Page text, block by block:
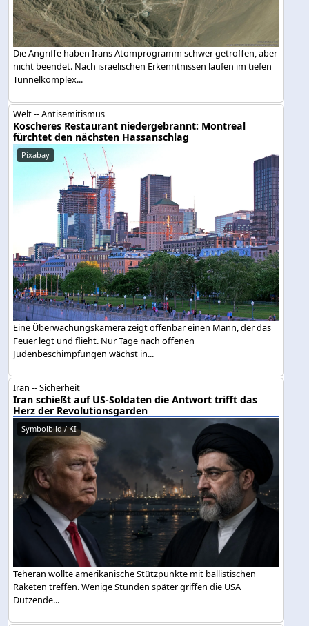
Die Angriffe haben Irans Atomprogramm schwer getroffen, aber
nicht beendet. Nach israelischen Erkenntnissen laufen im tiefen
Tunnelkomplex...
Welt -- Antisemitismus
Koscheres Restaurant niedergebrannt: Montreal
fürchtet den nächsten Hassanschlag
Pixabay
Eine Überwachungskamera zeigt offenbar einen Mann, der das
Feuer legt und flieht. Nur Tage nach offenen
Judenbeschimpfungen wächst in...
Iran -- Sicherheit
Iran schießt auf US-Soldaten die Antwort trifft das
Herz der Revolutionsgarden
Symbolbild / KI
Teheran wollte amerikanische Stützpunkte mit ballistischen
Raketen treffen. Wenige Stunden später griffen die USA
Dutzende...